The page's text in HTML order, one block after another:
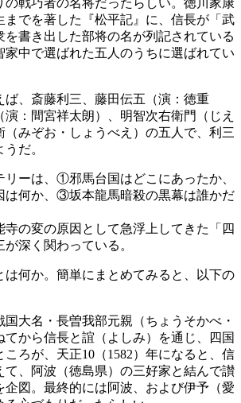
の戦巧者の名将だったらしい。徳川家康
までを著した『松平記』に、信長が「武
を書き出した部将の名が列記されている
家中で選ばれた五人のうちに選ばれてい
ば、斎藤利三、藤田伝五（演：徳重
：間宮祥太朗）、明智次右衛門（じえ
（みぞお・しょうべえ）の五人で、利三
だ。
リーは、①邪馬台国はどこにあったか、
何か、③坂本龍馬暗殺の黒幕は誰かだ
寺の変の原因として急浮上してきた「四
深く関わっている。
は何か。簡単にまとめてみると、以下の
大名・長曽我部元親（ちょうそかべ・
てから信長と誼（よしみ）を通じ、四国
ろが、天正10（1582）年になると、信
て、阿波（徳島県）の三好家と結んで讃
企図。最終的には阿波、および伊予（愛